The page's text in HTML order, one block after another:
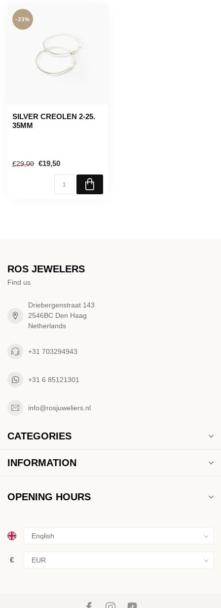
-33%
SILVER CREOLEN 2-25.
35MM
€29,00 €19,50
ROS JEWELERS
Find us
Driebergenstraat 143
2546BC Den Haag
Netherlands
+31 703294943
+31 6 85121301
info@rosjuweliers.nl
CATEGORIES
INFORMATION
OPENING HOURS
€